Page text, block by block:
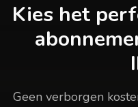
Kies het
Geen verborgen